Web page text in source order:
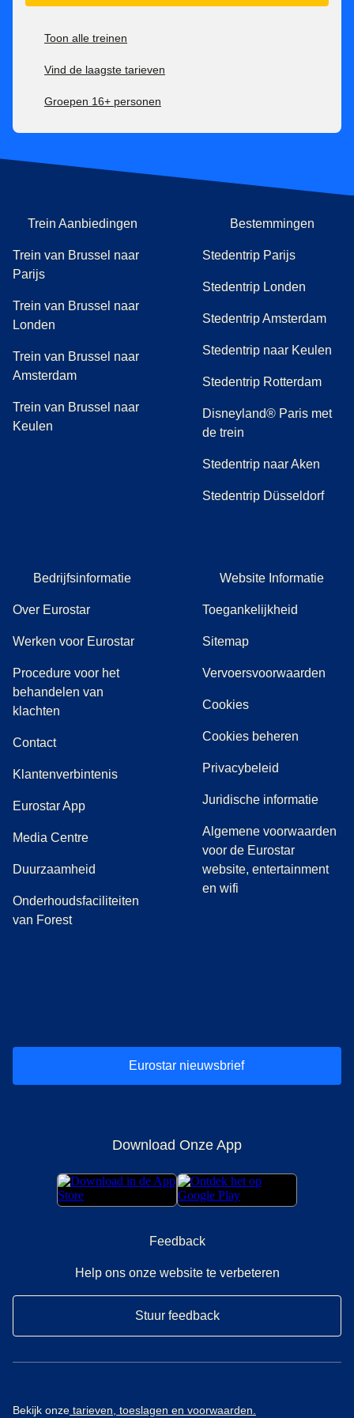
Toon alle treinen
Vind de laagste tarieven
Groepen 16+ personen
Trein Aanbiedingen
Trein van Brussel naar
Parijs
Trein van Brussel naar
Londen
Trein van Brussel naar
Amsterdam
Trein van Brussel naar
Keulen
Bestemmingen
Stedentrip Parijs
Stedentrip Londen
Stedentrip Amsterdam
Stedentrip naar Keulen
Stedentrip Rotterdam
Disneyland® Paris met
de trein
Stedentrip naar Aken
Stedentrip Düsseldorf
Bedrijfsinformatie
Over Eurostar
Werken voor Eurostar
Procedure voor het
behandelen van
klachten
Contact
Klantenverbintenis
Eurostar App
Media Centre( opent in een nieuwe tab)
Duurzaamheid
Onderhoudsfaciliteiten
van Forest
Website Informatie
Toegankelijkheid
Sitemap
Vervoersvoorwaarden
Cookies
Cookies beheren
Privacybeleid
Juridische informatie
Algemene voorwaarden
voor de Eurostar
website, entertainment
en wifi
Eurostar nieuwsbrief
Download Onze App
Feedback
Help ons onze website te verbeteren
Stuur feedback
Bekijk onze tarieven, toeslagen en voorwaarden.